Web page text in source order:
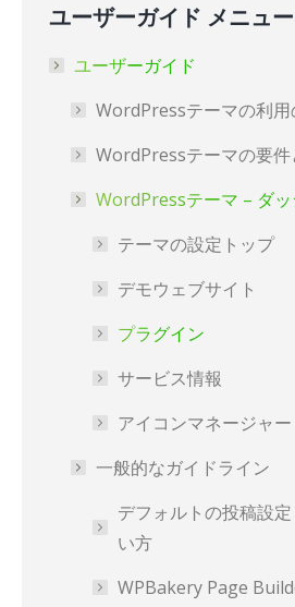
ユーザーガイド メニュー
ユーザーガイド
WordPressテーマの利用
WordPressテーマの要件
WordPressテーマ – ダ
テーマの設定トップ
デモウェブサイト
プラグイン
サービス情報
アイコンマネージャー
一般的なガイドライン
デフォルトの投稿設
い方
WPBakery Page